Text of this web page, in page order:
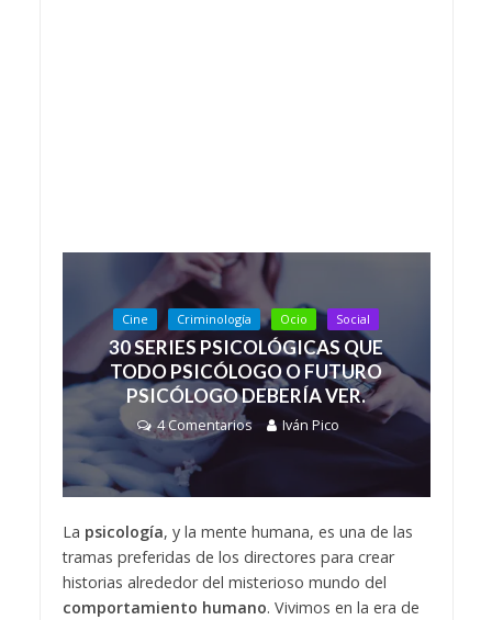
Cine Criminología Ocio Social
30 SERIES PSICOLÓGICAS QUE
TODO PSICÓLOGO O FUTURO
PSICÓLOGO DEBERÍA VER.
4 Comentarios Iván Pico
La psicología, y la mente humana, es una de las
tramas preferidas de los directores para crear
historias alrededor del misterioso mundo del
comportamiento humano. Vivimos en la era de